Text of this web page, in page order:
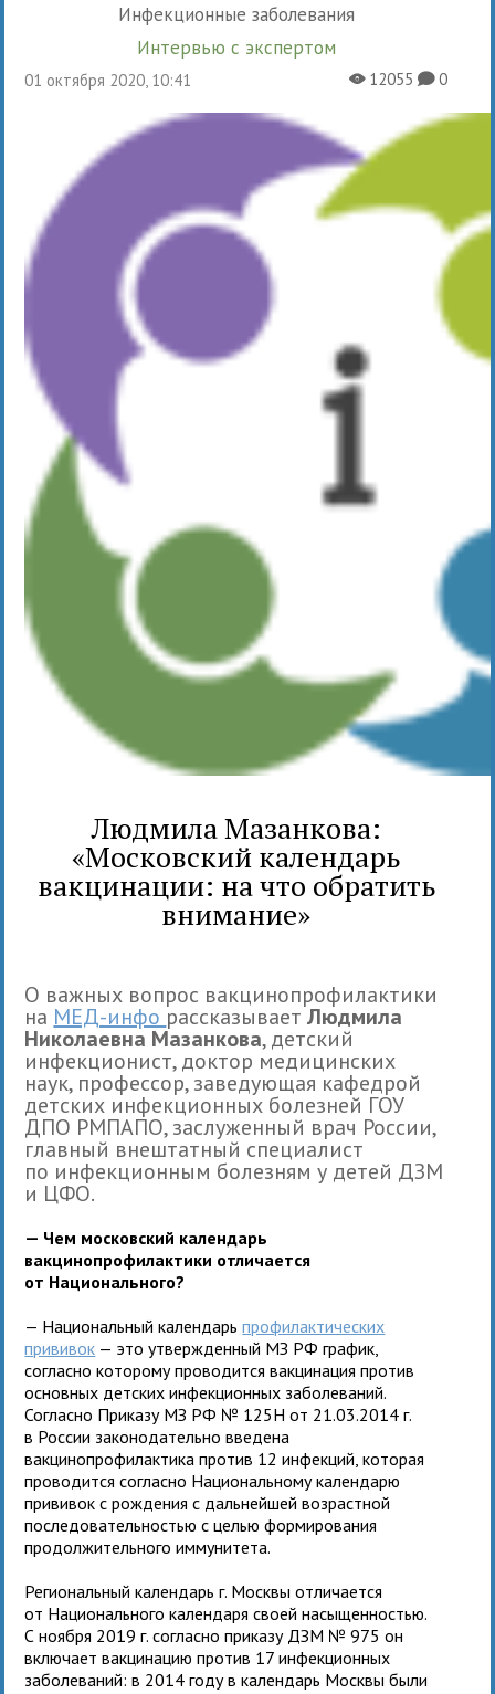
Инфекционные заболевания
Интервью с экспертом
01 октября 2020, 10:41 X12055K0
Людмила Мазанкова:
«Московский календарь
вакцинации: на что обратить
внимание»
О важных вопрос вакцинопрофилактики
на МЕД-инфо рассказываетЛюдмила
Николаевна Мазанкова, детский
инфекционист, доктор медицинских
наук, профессор, заведующая кафедрой
детских инфекционных болезней ГОУ
ДПО РМПАПО, заслуженный врач России,
главный внештатный специалист
по инфекционным болезням у детей ДЗМ
и ЦФО.
— Чем московский календарь
вакцинопрофилактики отличается
от Национального?
— Национальный календарьпрофилактических
прививок — это утвержденный МЗ РФ график,
согласно которому проводится вакцинация против
основных детских инфекционных заболеваний.
Согласно Приказу МЗ РФ № 125Н от 21.03.2014 г.
в России законодательно введена
вакцинопрофилактика против 12 инфекций, которая
проводится согласно Национальному календарю
прививок с рождения с дальнейшей возрастной
последовательностью с целью формирования
продолжительного иммунитета.
Региональный календарь г. Москвы отличается
от Национального календаря своей насыщенностью.
С ноября 2019 г. согласно приказу ДЗМ № 975 он
включает вакцинацию против 17 инфекционных
заболеваний: в 2014 году в календарь Москвы были